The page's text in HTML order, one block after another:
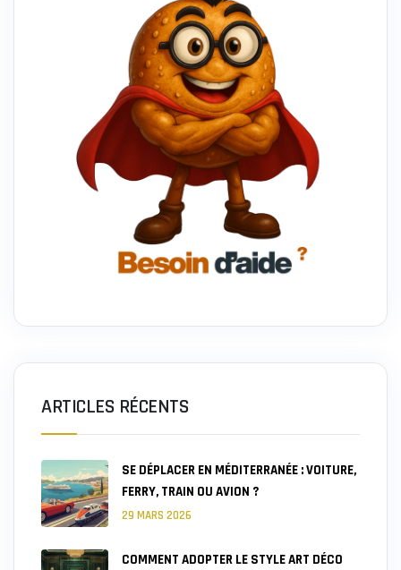
ARTICLES RÉCENTS
SE DÉPLACER EN MÉDITERRANÉE : VOITURE,
FERRY, TRAIN OU AVION ?
29 MARS 2026
COMMENT ADOPTER LE STYLE ART DÉCO